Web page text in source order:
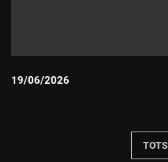
19/06/2026
TOTS